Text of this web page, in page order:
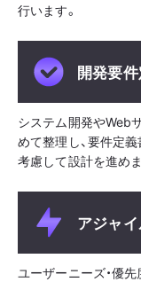
行います。
開発要
システム開発やWeb
めて整理し、要件定
考慮して設計を進めま
アジャ
ユーザーニーズ・優